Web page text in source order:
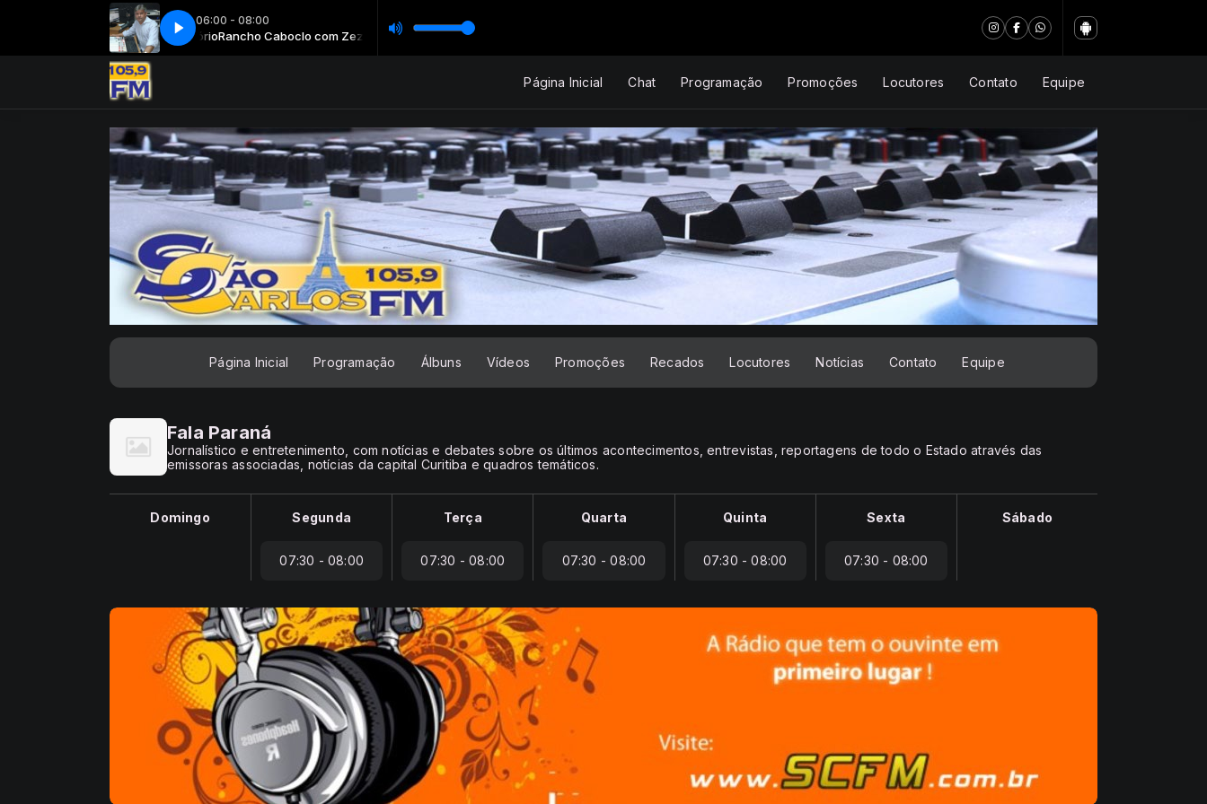
06:00 - 08:00
Rancho Caboclo com Zezé TenórioRancho Caboclo com Zezé Tenório
Página Inicial Chat Programação Promoções Locutores Contato Equipe
Página Inicial Programação Álbuns Vídeos Promoções Recados Locutores Notícias Contato Equipe
Fala Paraná
Jornalístico e entretenimento, com notícias e debates sobre os últimos acontecimentos, entrevistas, reportagens de todo o Estado através das
emissoras associadas, notícias da capital Curitiba e quadros temáticos.
Domingo Segunda
07:30 - 08:00
Terça
07:30 - 08:00
Quarta
07:30 - 08:00
Quinta
07:30 - 08:00
Sexta
07:30 - 08:00
Sábado